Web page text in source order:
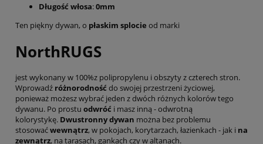
Długość włosa:0mm
Ten piękny dywan, o płaskim splocie od marki
NorthRUGS
jest wykonany w 100%z polipropylenu i obszyty z czterech stron.
Wprowadź różnorodność do swojej przestrzeni życiowej,
ponieważ możesz wybrać jeden z dwóch różnych kolorów tego
dywanu. Po prostu odwróć i masz inną - odwrotną
kolorystykę. Dwustronny dywan można bez problemu
stosowaćwewnątrz, w pokojach, korytarzach, łazienkach - jak i na
zewnątrz, na tarasach, gankach czy w altanach.